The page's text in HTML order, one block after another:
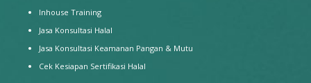
Inhouse Training
Jasa Konsultasi Halal
Jasa Konsultasi Keamanan Pangan & Mutu
Cek Kesiapan Sertifikasi Halal